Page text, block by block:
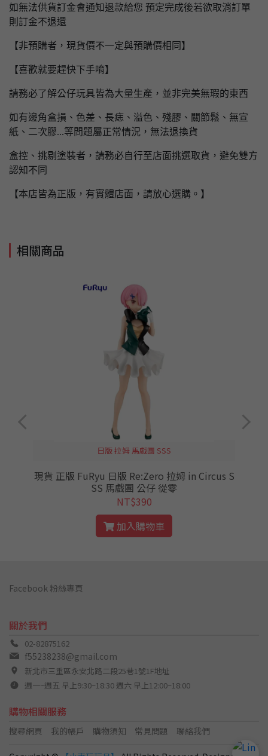
如無法供貨訂金會通知退款給您 預定完成後若欲取消訂單
則訂金不退還
【非預購者，現貨價不一定與預購價相同】
【喜歡就要趕快下手唷】
請務必了解公仔玩具皆為大量生產，並非完美無瑕的東西
如有邊角盒損、色差、長痣、溢色、殘膠、關節鬆、無宣
紙、二次膠...等問題屬正常情況，無法退換貨
盒控、挑剔塗裝者，請務必自行至店面挑選取貨，避免雙方
認知不同
【本店皆為正版，有實體店面，請放心選購。】
相關商品
日版 拉姆 馬戲團 SSS
現貨 正版 FuRyu 日版 Re:Zero 拉姆 in Circus S
SS 馬戲團 公仔 從零
NT$390
加入購物車
關於我們
02-82875162
f55238238@gmail.com
新北市三重區永安北路二段25巷1號1F地址
週一~週五 早上9:30~18:30 週六 早上12:00~18:00
購物相關服務
搜尋網頁 我的帳戶 購物須知 常見問題 聯絡我們
Facebook 粉絲專頁